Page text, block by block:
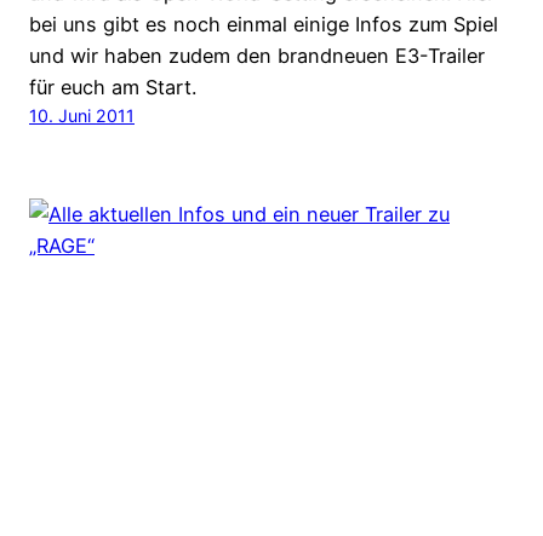
bei uns gibt es noch einmal einige Infos zum Spiel
und wir haben zudem den brandneuen E3-Trailer
für euch am Start.
10. Juni 2011